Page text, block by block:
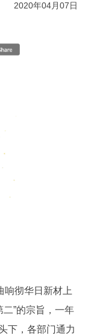
2020年04月07日
响彻华日新材上
”的宗旨，一年
下，各部门通力